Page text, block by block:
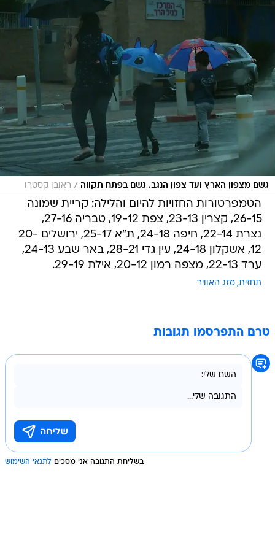
גשם מצפון הארץ ועד צפון הנגב. גשם בפתח תקווה / ראובן קסטרו
הטמפרטורות החזויות להיום והלילה: קריית שמונה
26-15, קצרין 23-13, צפת 19-12, טבריה 27-16,
נצרת 22-14, חיפה 24-18, ת"א 25-17, ירושלים 20-
12, אשקלון 24-18, עין גדי 28-21, באר שבע 24-13,
ערד 22-13, מצפה רמון 20-12, אילת 29-19.
תחזית מזג האוויר
טרם התפרסמו תגובות
בשליחת התגובה אני מסכים לתנאי השימוש